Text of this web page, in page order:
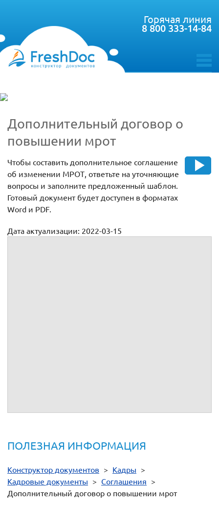
toggle
Горячая линия
8 800 333-14-84
Дополнительный договор о
повышении мрот
Чтобы составить дополнительное соглашение
об изменении МРОТ, ответьте на уточняющие
вопросы и заполните предложенный шаблон.
Готовый документ будет доступен в форматах
Word и PDF.
Дата актуализации: 2022-03-15
ПОЛЕЗНАЯ ИНФОРМАЦИЯ
Конструктор документов > Кадры >
Кадровые документы > Соглашения >
Дополнительный договор о повышении мрот